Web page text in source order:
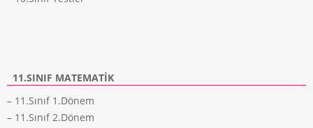
11.SINIF MATEMATIK
– 11.Sınıf 1.Dönem
– 11.Sınıf 2.Dönem